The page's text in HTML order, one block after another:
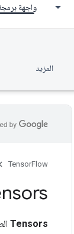
واجهة
المزيد
TensorFlow
Tensors